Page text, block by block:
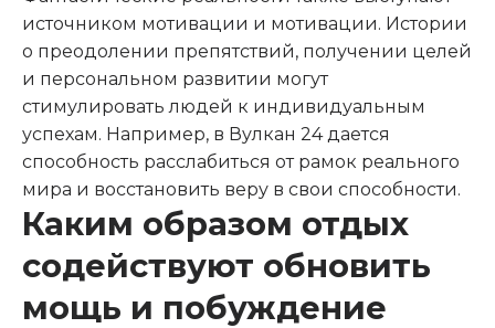
источником мотивации и мотивации. Истории
о преодолении препятствий, получении целей
и персональном развитии могут
стимулировать людей к индивидуальным
успехам. Например, в Вулкан 24 дается
способность расслабиться от рамок реального
мира и восстановить веру в свои способности.
Каким образом отдых
содействуют обновить
мощь и побуждение